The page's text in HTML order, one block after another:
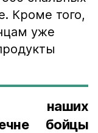
Кроме того,
уже
наших
бойцы